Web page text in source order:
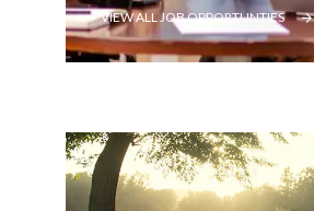
VIEW ALL JOB OPPORTUNTIES